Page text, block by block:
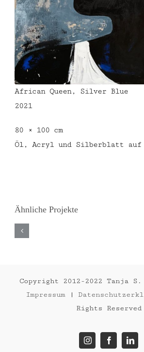
African Queen, Silver Blue
2021
80 × 100 cm
Öl, Acryl und Silberblatt auf
Ähnliche Projekte
Copyright 2012-2022 Tanja
Impressum|
Rights Reserved
InstagramFacebook